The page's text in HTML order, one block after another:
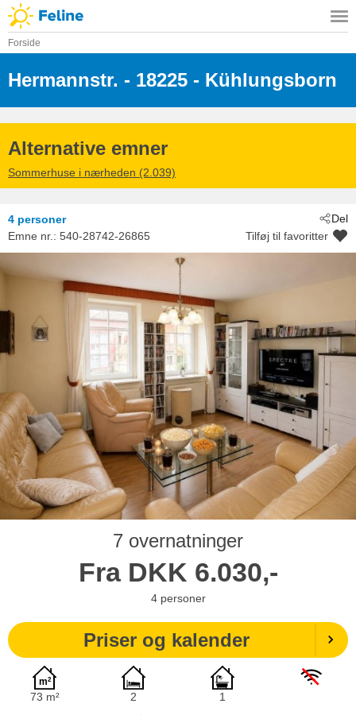
Forside
Hermannstr. - 18225 - Kühlungsborn
Alternative emner
Sommerhuse i nærheden (2.039)
Del
4 personer
Emne nr.: 540-28742-26865 Tilføj til favoritter
7 overnatninger
Fra DKK 6.030,-
4 personer
Priser og kalender
73 m² 2 1